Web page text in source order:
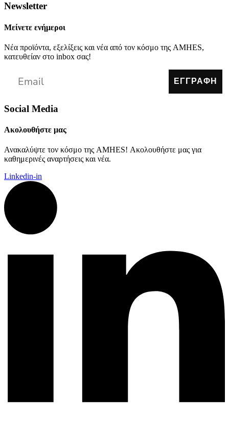
Newsletter
Μείνετε ενήμεροι
Νέα προϊόντα, εξελίξεις και νέα από τον κόσμο της AMHES,
κατευθείαν στο inbox σας!
ΕΓΓΡΑΦΗ
Social Media
Ακολουθήστε μας
Ανακαλύψτε τον κόσμο της AMHES! Ακολουθήστε μας για
καθημερινές αναρτήσεις και νέα.
Linkedin-in